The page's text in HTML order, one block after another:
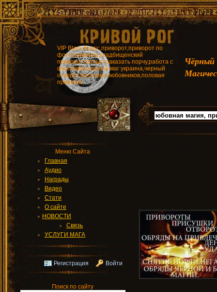
VIP Black Magic,приворот,приворот по
фото,привязка,кладбищенский
приворот,эгильот,заказать порчу,работа с
фантомом,черный маг украина,черный
отворот,рассорка любовников,половая
привязка
Меню Сайта
Главная
Аудио
Награды
Видео
Стати
О сайте
НОВОСТИ
Связь
УСЛУГИ МАГА
Регистрация Войти
Поиск по сайту